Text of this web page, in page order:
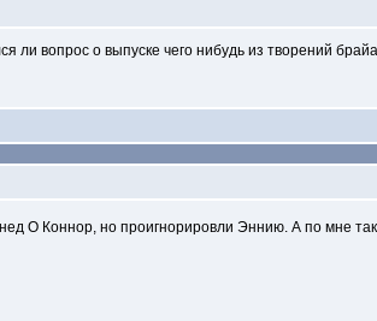
вопрос о выпуске чего нибудь из творений
Коннор, но проигнорировли Эннию. А по мне